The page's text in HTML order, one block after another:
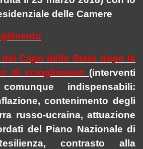
delle Camere
Capo dello Stato dopo la
di scioglimento (interventi
indispensabili:
contenimento degli
russo-ucraina, attuazione
del Piano Nazionale di
contrasto alla